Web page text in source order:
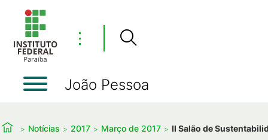
⋮
João Pessoa
Notícias 2017 Março de 2017 II Salão de